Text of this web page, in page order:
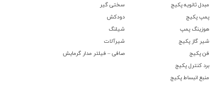
مبدل ثانویه پکیج
پمپ پکیج
هوزینگ پمپ
شیر گاز پکیج
فن پکیج
برد کنترل پکیج
منبع انبساط پکیج
سختی گیر
دودکش
شیلنگ
شیرآلات
صافی – فیلتر مدار گرمایش